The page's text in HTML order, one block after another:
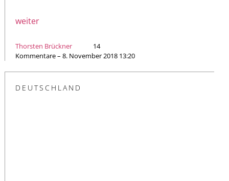
weiter
Thorsten Brückner
14
Kommentare – 8. November 2018 13:20
DEUTSCHLAND